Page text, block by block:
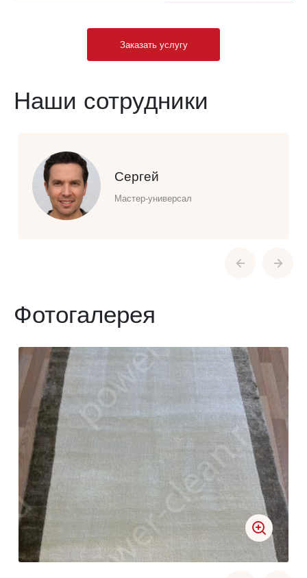
Заказать услугу
Наши сотрудники
Сергей
Мастер-универсал
Фотогалерея